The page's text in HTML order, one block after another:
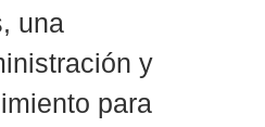
una
y
para